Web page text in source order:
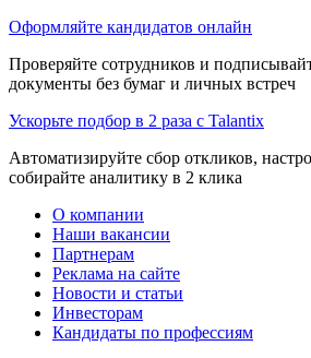
Оформляйте кандидатов онлайн
Проверяйте сотрудников и
документы без бумаг и личных встреч
Ускорьте подбор в 2 раза с Talantix
Автоматизируйте сбор откликов,
собирайте аналитику в 2 клика
О компании
Наши вакансии
Партнерам
Реклама на сайте
Новости и статьи
Инвесторам
Кандидаты по профессиям